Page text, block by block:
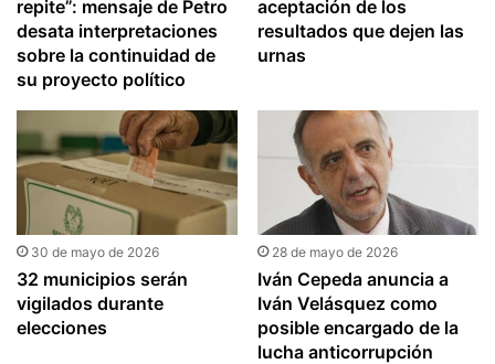
repite”: mensaje de Petro
desata interpretaciones
sobre la continuidad de
su proyecto político
aceptación de los
resultados que dejen las
urnas
30 de mayo de 2026
32 municipios serán
vigilados durante
elecciones
28 de mayo de 2026
Iván Cepeda anuncia a
Iván Velásquez como
posible encargado de la
lucha anticorrupción